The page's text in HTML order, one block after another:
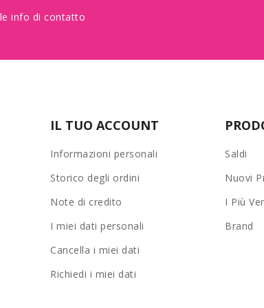
info di contatto
IL TUO ACCOUNT
Informazioni personali
Storico degli ordini
Note di credito
I miei dati personali
Cancella i miei dati
Richiedi i miei dati
Saldi
Nuovi
I Più
Brand